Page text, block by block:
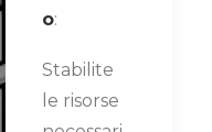
o:
Stabilite
le risorse